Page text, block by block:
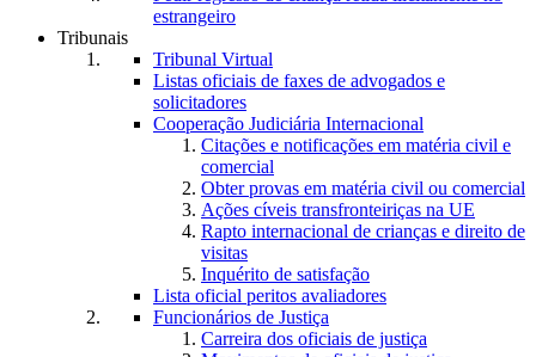
estrangeiro
Tribunais
Tribunal Virtual
Listas oficiais de faxes de advogados e
solicitadores
Cooperação Judiciária Internacional
Citações e notificações em matéria civil e
comercial
Obter provas em matéria civil ou comercial
Ações cíveis transfronteiriças na UE
Rapto internacional de crianças e direito de
visitas
Inquérito de satisfação
Lista oficial peritos avaliadores
Funcionários de Justiça
Carreira dos oficiais de justiça